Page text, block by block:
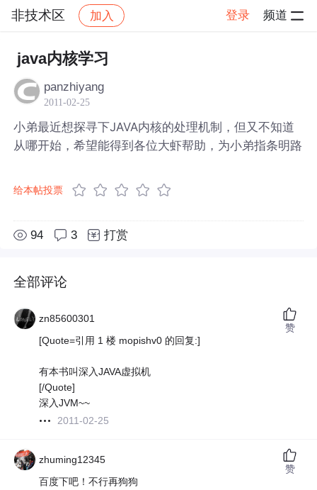
非技术区 加入 登录 频道
社区 非技术区
java内核学习
panzhiyang
2011-02-25
小弟最近想探寻下JAVA内核的处理机制，但又不知道
从哪开始，希望能得到各位大虾帮助，为小弟指条明路
给本帖投票
94 3 打赏
全部评论
zn85600301
[Quote=引用 1 楼 mopishv0 的回复:]
有本书叫深入JAVA虚拟机
[/Quote]
深入JVM~~
2011-02-25
赞
zhuming12345
百度下吧！不行再狗狗
赞